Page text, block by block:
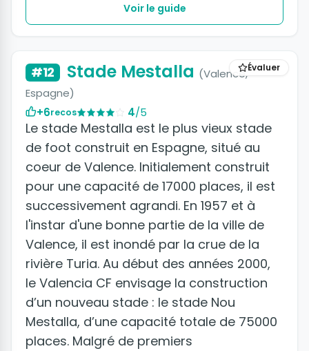
Voir le guide
Évaluer
#12 Stade Mestalla (Valence,
Espagne)
+6recos 4/5
Le stade Mestalla est le plus vieux stade
de foot construit en Espagne, situé au
coeur de Valence. Initialement construit
pour une capacité de 17000 places, il est
successivement agrandi. En 1957 et à
l'instar d'une bonne partie de la ville de
Valence, il est inondé par la crue de la
rivière Turia. Au début des années 2000,
le Valencia CF envisage la construction
d’un nouveau stade : le stade Nou
Mestalla, d’une capacité totale de 75000
places. Malgré de premiers